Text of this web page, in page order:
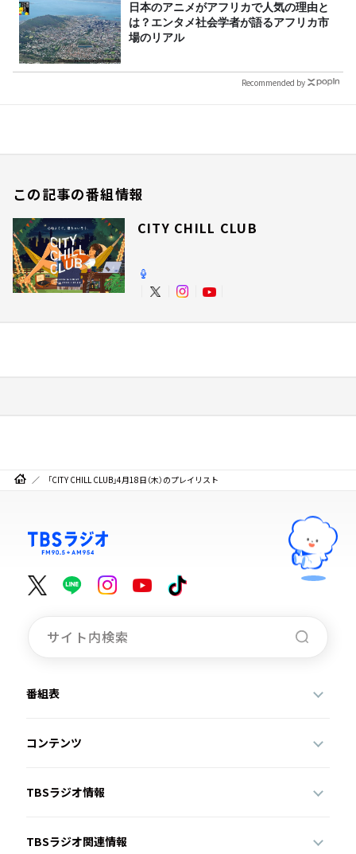
日本のアニメがアフリカで人気の理由と
は？エンタメ社会学者が語るアフリカ市
場のリアル
Recommended by
この記事の番組情報
CITY CHILL CLUB
「CITY CHILL CLUB」4月18日（木）のプレイリスト
番組表
コンテンツ
TBSラジオ情報
TBSラジオ関連情報